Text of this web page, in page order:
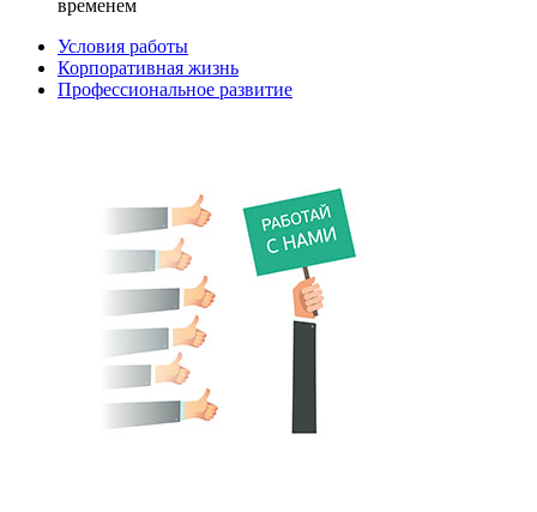
временем
Условия работы
Корпоративная жизнь
Профессиональное развитие